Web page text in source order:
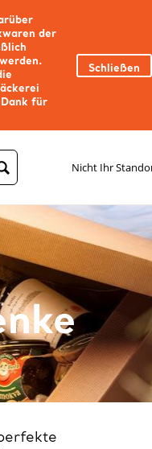
der
für
Schließen
Nicht Ihr